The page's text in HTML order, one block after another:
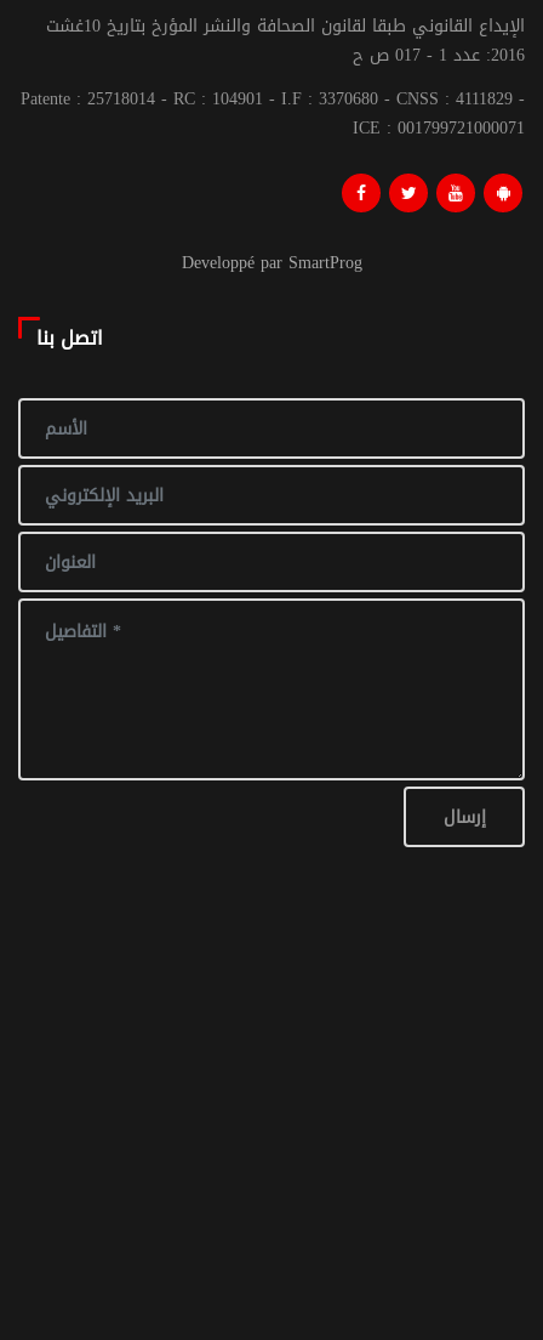
الإيداع القانوني طبقا لقانون الصحافة والنشر المؤرخ بتاريخ 10غشت
2016: عدد 1 - 017 ص ح
Patente : 25718014 - RC : 104901 - I.F : 3370680 - CNSS : 4111829 -
ICE : 001799721000071
Developpé par SmartProg
اتصل بنا